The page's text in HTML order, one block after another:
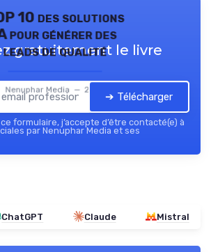
10 des solutions
pour générer des
leads de qualité
Nenuphar Media — 2026
gratuitement le livre
➔ Télécharger
formulaire, j’accepte d’être contacté(e) à
par Nenuphar Media et ses
ChatGPT Claude Mistral